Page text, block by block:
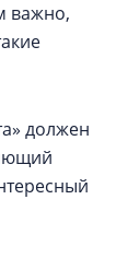
важно,
должен